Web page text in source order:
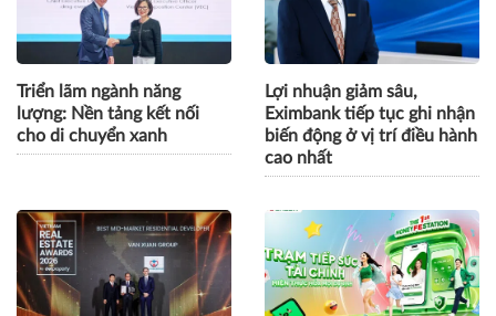
Triển lãm ngành năng
lượng: Nền tảng kết nối
cho di chuyển xanh
Lợi nhuận giảm sâu,
Eximbank tiếp tục ghi nhận
biến động ở vị trí điều hành
cao nhất